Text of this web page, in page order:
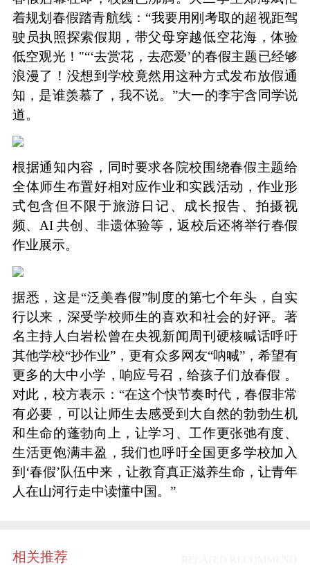
着规划春假踏青航线：“我要用刚考取的超视距驾
驶员执照探索假期，带父母穿越低空花海，体验
低空观光！"“‘去赏花，去恋爱’的春假主题已经够
浪漫了！没想到学校竟然用这种方式发布放假通
知，是谁羡慕了，我不说。”大一的李宇含同学说
道。
根据通知内容，同时要求各院校围绕春假主题给
全体师生布置好相对应作业和实践活动，作业形
式包含但不限于旅游日记、成长报告、拍摄视
频、AI 共创、非遗体验等，返校后还将举行春假
作业展示。
据悉，这是“泛美春假”制度的第七个年头，自实
行以来，深受学校师生的喜欢和社会的好评。著
名主持人白岩松曾在央视新闻周刊硬核喊话呼吁
其他学校“抄作业”，更有众多网友“呐喊”，希望有
更多的大中小学，响应号召，给孩子们放春假 。
对此，校方表示：“在这个快节奏时代，春假非常
有必要，可以让师生去感受到大自然的勃勃生机
和生命的蓬勃向上，让学习、工作更张弛有度、
生活更饱满丰盈，我们也呼吁全国更多学校加入
到‘春假’队伍中来，让教育真正滋养生命，让青年
人在山河行走中读懂中国。”
相关推荐